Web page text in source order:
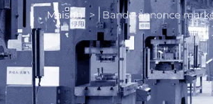
Maison > Bande-annonce